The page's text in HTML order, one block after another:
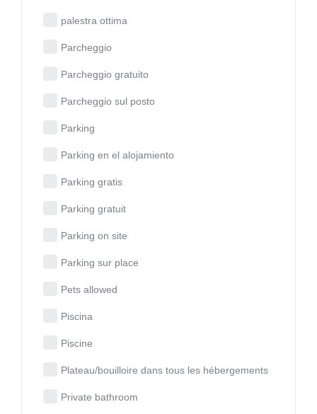
palestra ottima
Parcheggio
Parcheggio gratuito
Parcheggio sul posto
Parking
Parking en el alojamiento
Parking gratis
Parking gratuit
Parking on site
Parking sur place
Pets allowed
Piscina
Piscine
Plateau/bouilloire dans tous les hébergements
Private bathroom